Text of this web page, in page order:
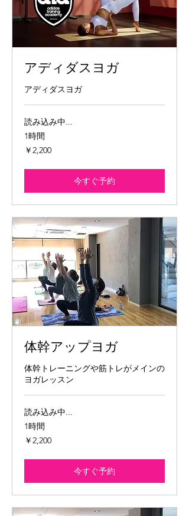
アディダスヨガ
アディダスヨガ
読み込み中...
1時間
2,200
円
￥2,200
今すぐ予約
体幹アップヨガ
体幹トレーニングや筋トレがメインの
ヨガレッスン
読み込み中...
1時間
2,200
円
￥2,200
今すぐ予約